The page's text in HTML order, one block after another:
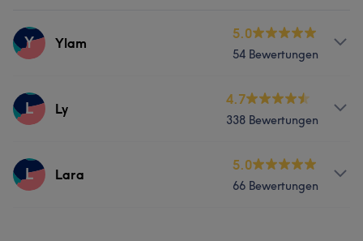
Y Ylam
5.0
54 Bewertungen
Services
L Ly
4.7
338 Bewertungen
Services
L Lara
5.0
66 Bewertungen